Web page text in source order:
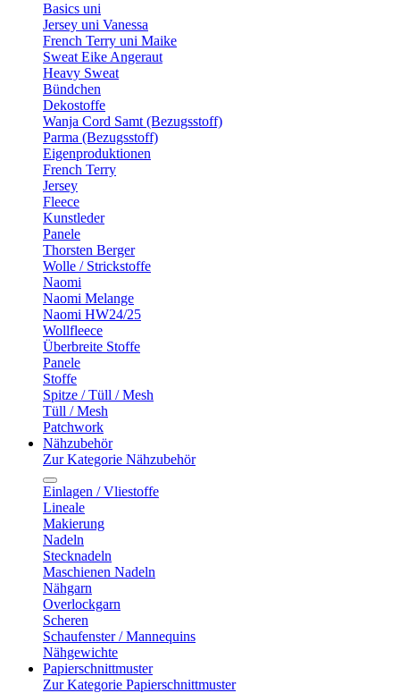
Basics uni
Jersey uni Vanessa
French Terry uni Maike
Sweat Eike Angeraut
Heavy Sweat
Bündchen
Dekostoffe
Wanja Cord Samt (Bezugsstoff)
Parma (Bezugsstoff)
Eigenproduktionen
French Terry
Jersey
Fleece
Kunstleder
Panele
Thorsten Berger
Wolle / Strickstoffe
Naomi
Naomi Melange
Naomi HW24/25
Wollfleece
Überbreite Stoffe
Panele
Stoffe
Spitze / Tüll / Mesh
Tüll / Mesh
Patchwork
Nähzubehör
Zur Kategorie Nähzubehör
Einlagen / Vliestoffe
Lineale
Makierung
Nadeln
Stecknadeln
Maschienen Nadeln
Nähgarn
Overlockgarn
Scheren
Schaufenster / Mannequins
Nähgewichte
Papierschnittmuster
Zur Kategorie Papierschnittmuster